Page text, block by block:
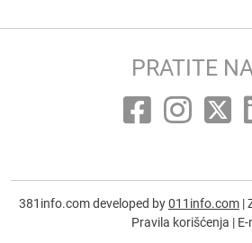
PRATITE
381info.com developed by011info.com |
Pravila korišćenja | E-